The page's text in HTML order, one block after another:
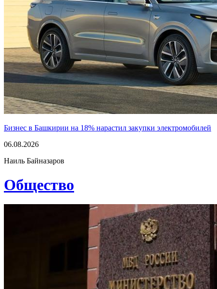
Бизнес в Башкирии на 18% нарастил закупки электромобилей
06.08.2026
Наиль Байназаров
Общество